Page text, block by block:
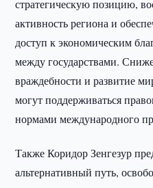
стратегическую позицию,
активность региона и
доступ к экономическим
между государствами.
враждебности и развитие
могут поддерживаться
нормами международного
Также Коридор Зенгезур
альтернативный путь,